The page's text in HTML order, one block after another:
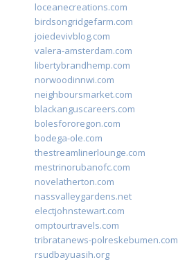
loceanecreations.com
birdsongridgefarm.com
joiedevivblog.com
valera-amsterdam.com
libertybrandhemp.com
norwoodinnwi.com
neighboursmarket.com
blackanguscareers.com
bolesfororegon.com
bodega-ole.com
thestreamlinerlounge.com
mestrinorubanofc.com
novelatherton.com
nassvalleygardens.net
electjohnstewart.com
omptourtravels.com
tribratanews-polreskebumen.com
rsudbayuasih.org